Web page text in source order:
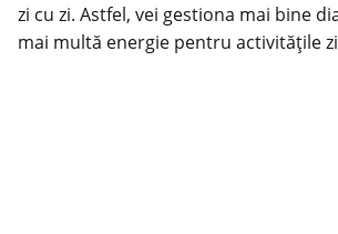
zi cu zi. Astfel, vei gestiona mai bine
mai multă energie pentru activitățile